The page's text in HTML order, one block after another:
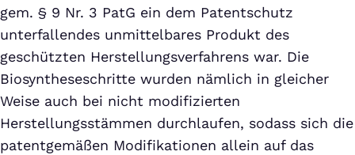
gem. § 9 Nr. 3 PatG ein dem Patentschutz
unterfallendes unmittelbares Produkt des
geschützten Herstellungsverfahrens war. Die
Biosyntheseschritte wurden nämlich in gleicher
Weise auch bei nicht modifizierten
Herstellungsstämmen durchlaufen, sodass sich die
patentgemäßen Modifikationen allein auf das